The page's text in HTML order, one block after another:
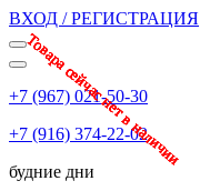
ВХОД / РЕГИСТРАЦИЯ
+7 (967) 021-50-30
+7 (916) 374-22-02
будние дни
Товара сейчас нет в наличии
Товара сейчас нет в наличии
Товара сейчас нет в наличии
Товара сейчас нет в наличии
Товара сейчас нет в наличии
Товара сейчас нет в наличии
Товара сейчас нет в наличии
Товара сейчас нет в наличии